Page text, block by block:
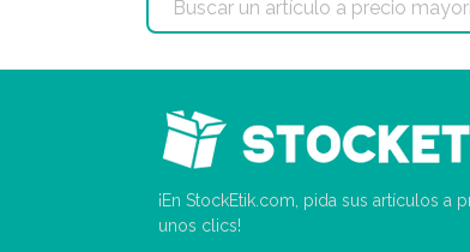
¡En StockEtik.com, pida sus artículos a
unos clics!